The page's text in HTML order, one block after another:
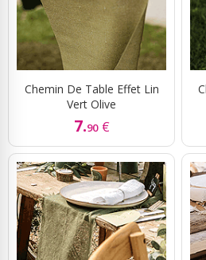
Chemin De Table Effet Lin
Vert Olive
7.90 €